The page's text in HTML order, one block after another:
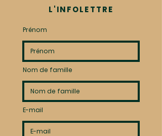
L'INFOLETTRE
Prénom
Nom de famille
E-mail